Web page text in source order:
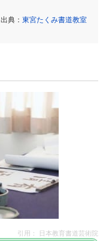
出典： 東宮たくみ書道教室
引用： 日本教育書道芸術院